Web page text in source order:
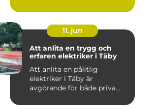
11. jun
Att anlita en trygg och
erfaren elektriker i Täby
Att anlita en pålitlig
elektriker i Täby är
avgörande för både priva...